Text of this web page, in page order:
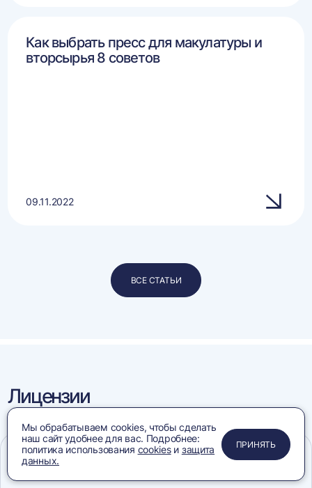
Как выбрать пресс для макулатуры и
вторсырья 8 советов
09.11.2022
ВСЕ СТАТЬИ
Лицензии
и сертификаты
ПРИМЕНИТЬ
ЗАКРЫТЬ
ЗАКРЫТЬ
ЗАКРЫТЬ
Мы обрабатываем cookies, чтобы сделать
наш сайт удобнее для вас. Подробнее:
политика использования cookiesи защита
данных.
ПРИНЯТЬ